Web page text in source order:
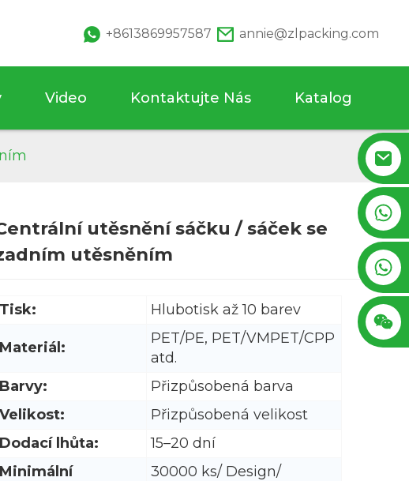
+8613869957587 annie@zlpacking.com
Video Kontaktujte Nás Katalog
Loading...
Loading...
utěsnění sáčku / sáček se
utěsněním
Tisk: Hlubotisk až 10 barev
Materiál:
PET/PE, PET/VMPET/CPP
atd.
Barvy:
Přizpůsobená barva
Velikost:
Přizpůsobená velikost
Dodací lhůta:
15–20 dní
Minimální
30000 ks/ Design/